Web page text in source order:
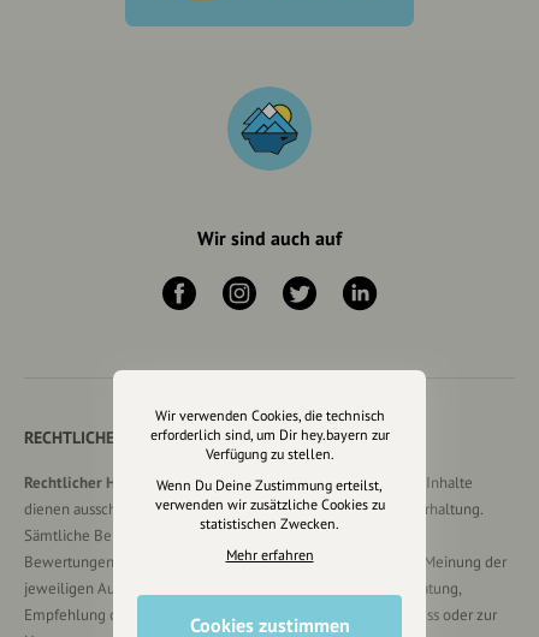
Wir sind auch auf
RECHTLICHER HINWEIS UND TRANSPARENZHINWEIS
Rechtlicher Hinweis:Die auf dieser Website veröffentlichten Inhalte
dienen ausschließlich der allgemeinen Information und Unterhaltung.
Sämtliche Beiträge, Gastartikel, Kommentare, Empfehlungen,
Bewertungen oder Verlinkungen spiegeln ausschließlich die Meinung der
jeweiligen Autoren wider und stellen keine verbindliche Beratung,
Empfehlung oder Aufforderung zum Erwerb, Verkauf, Abschluss oder zur
Wir verwenden Cookies, die technisch
erforderlich sind, um Dir hey.bayern zur
Verfügung zu stellen.
Wenn Du Deine Zustimmung erteilst,
verwenden wir zusätzliche Cookies zu
statistischen Zwecken.
Mehr erfahren
Cookies zustimmen